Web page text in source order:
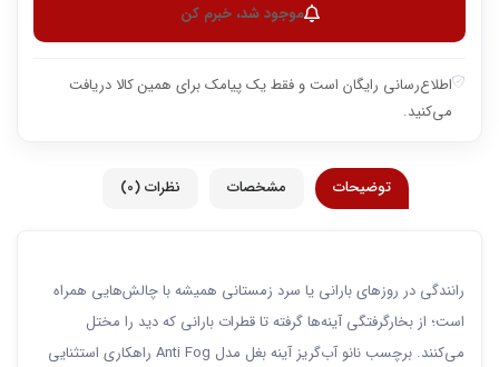
موجود شد، خبرم کن
اطلاع‌رسانی رایگان است و فقط یک پیامک برای همین کالا دریافت
می‌کنید.
توضیحات مشخصات نظرات (0)
رانندگی در روزهای بارانی یا سرد زمستانی همیشه با چالش‌هایی همراه
است؛ از بخارگرفتگی آینه‌ها گرفته تا قطرات بارانی که دید را مختل
می‌کنند. برچسب نانو آب‌گریز آینه بغل مدل Anti Fog راهکاری استثنایی